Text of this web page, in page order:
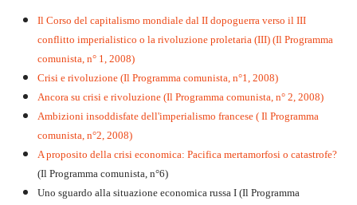
Il Corso del capitalismo mondiale dal II dopoguerra verso il III
conflitto imperialistico o la rivoluzione proletaria (III) (Il Programma
comunista, n° 1, 2008)
Crisi e rivoluzione (Il Programma comunista, n°1, 2008)
Ancora su crisi e rivoluzione (Il Programma comunista, n° 2, 2008)
Ambizioni insoddisfate dell'imperialismo francese ( Il Programma
comunista, n°2, 2008)
A proposito della crisi economica: Pacifica mertamorfosi o catastrofe?
(Il Programma comunista, n°6)
Uno sguardo alla situazione economica russa I (Il Programma